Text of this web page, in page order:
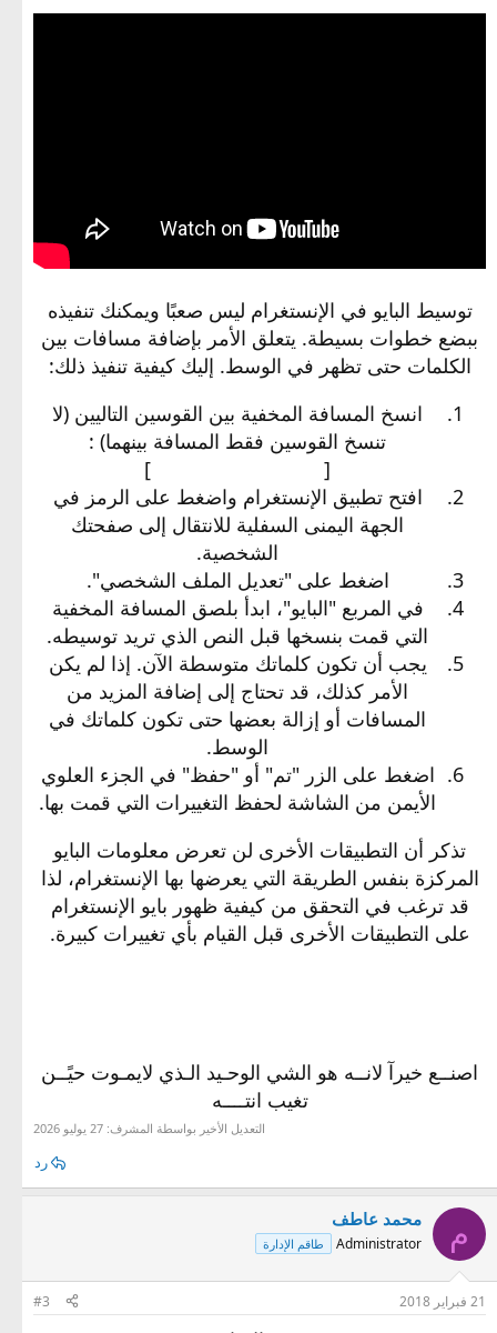
توسيط البايو في الإنستغرام ليس صعبًا ويمكنك تنفيذه
ببضع خطوات بسيطة. يتعلق الأمر بإضافة مسافات بين
الكلمات حتى تظهر في الوسط. إليك كيفية تنفيذ ذلك:
انسخ المسافة المخفية بين القوسين التاليين (لا
تنسخ القوسين فقط المسافة بينهما) :
[⠀⠀⠀⠀⠀⠀⠀⠀⠀⠀⠀⠀]
افتح تطبيق الإنستغرام واضغط على الرمز في
الجهة اليمنى السفلية للانتقال إلى صفحتك
الشخصية.
اضغط على "تعديل الملف الشخصي".
في المربع "البايو"، ابدأ بلصق المسافة المخفية
التي قمت بنسخها قبل النص الذي تريد توسيطه.
يجب أن تكون كلماتك متوسطة الآن. إذا لم يكن
الأمر كذلك، قد تحتاج إلى إضافة المزيد من
المسافات أو إزالة بعضها حتى تكون كلماتك في
الوسط.
اضغط على الزر "تم" أو "حفظ" في الجزء العلوي
الأيمن من الشاشة لحفظ التغييرات التي قمت بها.
تذكر أن التطبيقات الأخرى لن تعرض معلومات البايو
المركزة بنفس الطريقة التي يعرضها بها الإنستغرام، لذا
قد ترغب في التحقق من كيفية ظهور بايو الإنستغرام
على التطبيقات الأخرى قبل القيام بأي تغييرات كبيرة.
اصنــع خيرآ لانــه هو الشي الوحـيد الـذي لايمـوت حيًــن
تغيب انتــــه
التعديل الأخير بواسطة المشرف: 27 يوليو 2026
رد
م محمد عاطف
Administrator طاقم الإدارة
21 فبراير 2018 #3